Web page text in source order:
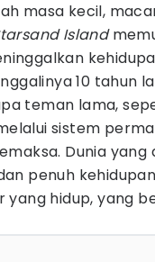
masa kecil,
Island
10 tahun
teman lama,
sistem
Dunia
penuh
yang hidup, yang